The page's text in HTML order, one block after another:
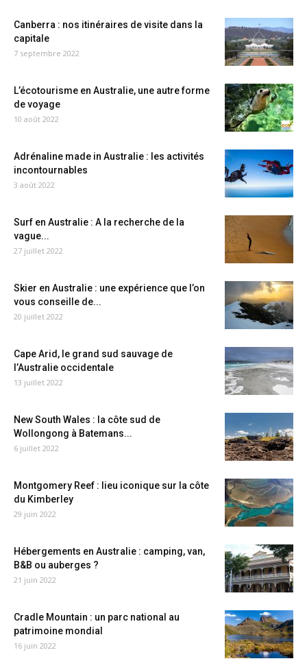
Canberra : nos itinéraires de visite dans la
capitale
7 septembre 2022
L’écotourisme en Australie, une autre forme
de voyage
10 août 2022
Adrénaline made in Australie : les activités
incontournables
3 août 2022
Surf en Australie : A la recherche de la
vague...
27 juillet 2022
Skier en Australie : une expérience que l’on
vous conseille de...
20 juillet 2022
Cape Arid, le grand sud sauvage de
l’Australie occidentale
13 juillet 2022
New South Wales : la côte sud de
Wollongong à Batemans...
6 juillet 2022
Montgomery Reef : lieu iconique sur la côte
du Kimberley
29 juin 2022
Hébergements en Australie : camping, van,
B&B ou auberges ?
21 juin 2022
Cradle Mountain : un parc national au
patrimoine mondial
16 juin 2022